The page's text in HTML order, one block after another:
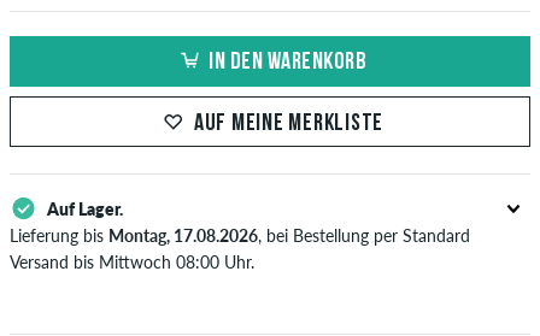
IN DEN WARENKORB
AUF MEINE MERKLISTE
Auf Lager.
Lieferung bis Montag, 17.08.2026, bei Bestellung per Standard
Versand bis Mittwoch 08:00 Uhr.